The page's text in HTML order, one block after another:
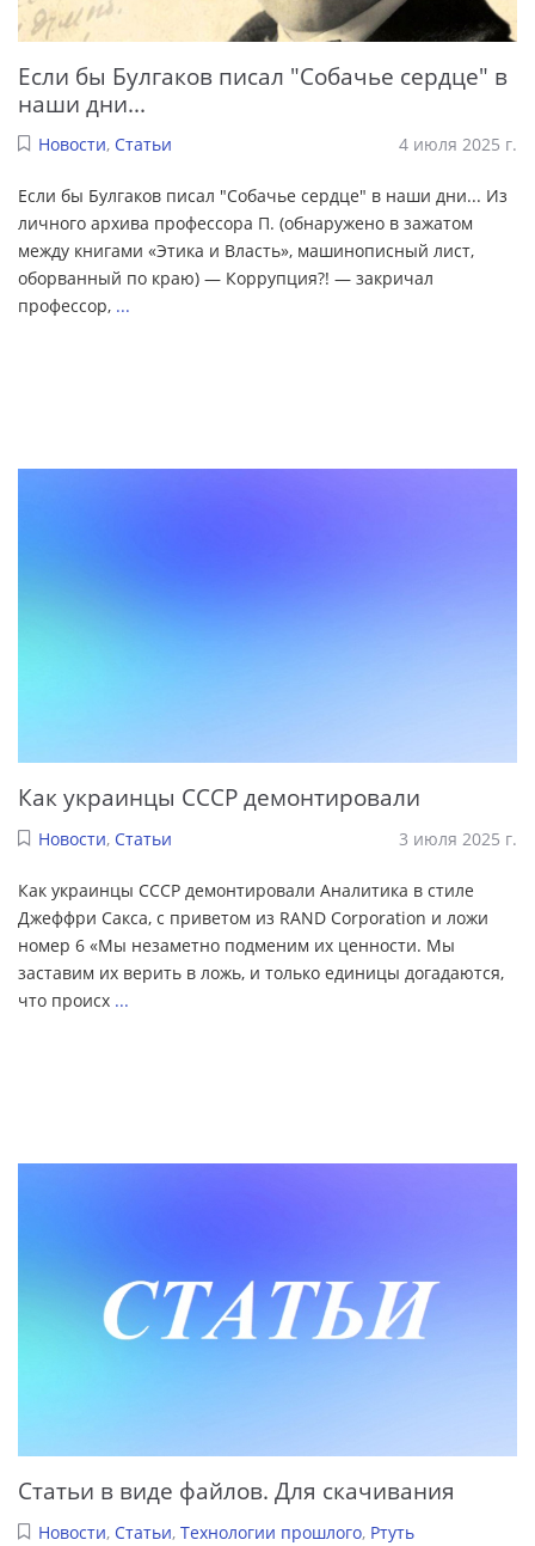
Если бы Булгаков писал "Собачье сердце" в
наши дни...
Новости, Статьи 4 июля 2025 г.
Если бы Булгаков писал "Собачье сердце" в наши дни... Из
личного архива профессора П. (обнаружено в зажатом
между книгами «Этика и Власть», машинописный лист,
оборванный по краю) — Коррупция?! — закричал
профессор, ...
Как украинцы СССР демонтировали
Новости, Статьи 3 июля 2025 г.
Как украинцы СССР демонтировали Аналитика в стиле
Джеффри Сакса, с приветом из RAND Corporation и ложи
номер 6 «Мы незаметно подменим их ценности. Мы
заставим их верить в ложь, и только единицы догадаются,
что происх ...
Статьи в виде файлов. Для скачивания
Новости, Статьи, Технологии прошлого, Ртуть